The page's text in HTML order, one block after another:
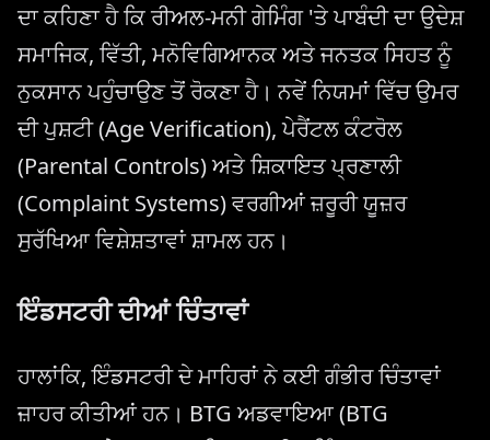
ਦਾ ਕਹਿਣਾ ਹੈ ਕਿ ਰੀਅਲ-ਮਨੀ ਗੇਮਿੰਗ 'ਤੇ ਪਾਬੰਦੀ ਦਾ ਉਦੇਸ਼
ਸਮਾਜਿਕ, ਵਿੱਤੀ, ਮਨੋਵਿਗਿਆਨਕ ਅਤੇ ਜਨਤਕ ਸਿਹਤ ਨੂੰ
ਨੁਕਸਾਨ ਪਹੁੰਚਾਉਣ ਤੋਂ ਰੋਕਣਾ ਹੈ। ਨਵੇਂ ਨਿਯਮਾਂ ਵਿੱਚ ਉਮਰ
ਦੀ ਪੁਸ਼ਟੀ (Age Verification), ਪੇਰੈਂਟਲ ਕੰਟਰੋਲ
(Parental Controls) ਅਤੇ ਸ਼ਿਕਾਇਤ ਪ੍ਰਣਾਲੀ
(Complaint Systems) ਵਰਗੀਆਂ ਜ਼ਰੂਰੀ ਯੂਜ਼ਰ
ਸੁਰੱਖਿਆ ਵਿਸ਼ੇਸ਼ਤਾਵਾਂ ਸ਼ਾਮਲ ਹਨ।
ਇੰਡਸਟਰੀ ਦੀਆਂ ਚਿੰਤਾਵਾਂ
ਹਾਲਾਂਕਿ, ਇੰਡਸਟਰੀ ਦੇ ਮਾਹਿਰਾਂ ਨੇ ਕਈ ਗੰਭੀਰ ਚਿੰਤਾਵਾਂ
ਜ਼ਾਹਰ ਕੀਤੀਆਂ ਹਨ। BTG ਅਡਵਾਇਆ (BTG